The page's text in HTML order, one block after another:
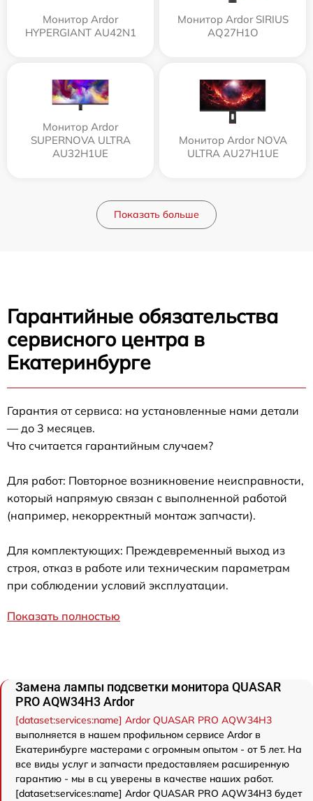
Монитор Ardor
HYPERGIANT AU42N1
Монитор Ardor SIRIUS
AQ27H1O
Монитор Ardor
SUPERNOVA ULTRA
AU32H1UE
Монитор Ardor NOVA
ULTRA AU27H1UE
Показать больше
Гарантийные обязательства
сервисного центра в
Екатеринбурге
Гарантия от сервиса: на установленные нами детали
— до 3 месяцев.
Что считается гарантийным случаем?
Для работ: Повторное возникновение неисправности,
который напрямую связан с выполненной работой
(например, некорректный монтаж запчасти).
Для комплектующих: Преждевременный выход из
строя, отказ в работе или техническим параметрам
при соблюдении условий эксплуатации.
Показать полностью
Замена лампы подсветки монитора QUASAR
PRO AQW34H3 Ardor
[dataset:services:name] Ardor QUASAR PRO AQW34H3
выполняется в нашем профильном сервисе Ardor в
Екатеринбурге мастерами с огромным опытом - от 5 лет. На
все виды услуг и запчасти предоставляем расширенную
гарантию - мы в сц уверены в качестве наших работ.
[dataset:services:name] Ardor QUASAR PRO AQW34H3 будет